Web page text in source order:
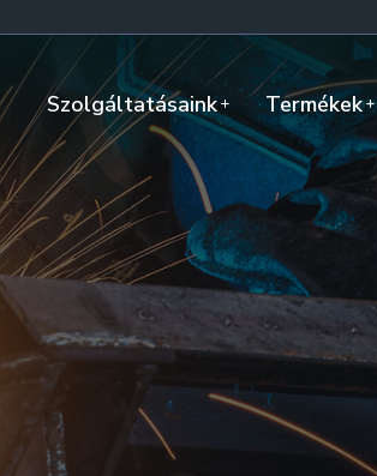
Szolgáltatásaink Termékek